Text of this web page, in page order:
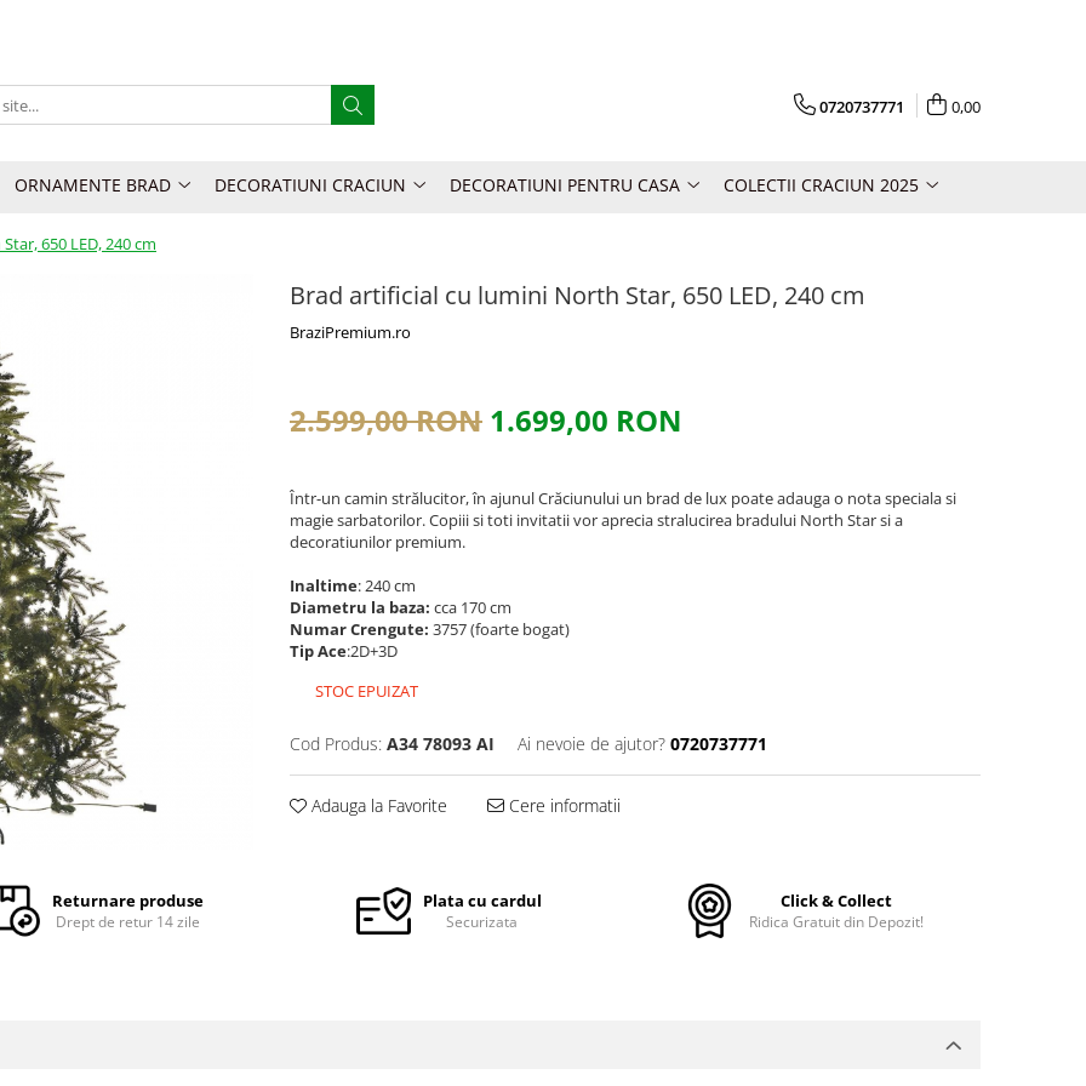
0720737771 0,00
ORNAMENTE BRAD DECORATIUNI CRACIUN DECORATIUNI PENTRU CASA COLECTII CRACIUN 2025
650 LED, 240 cm
Brad artificial cu lumini North Star, 650 LED, 240 cm
BraziPremium.ro
2.599,00 RON 1.699,00 RON
Într-un camin strălucitor, în ajunul Crăciunului un brad de lux poate adauga o nota speciala si
magie sarbatorilor. Copiii si toti invitatii vor aprecia stralucirea bradului North Star si a
decoratiunilor premium.
Inaltime: 240 cm
Diametru la baza: cca 170 cm
Numar Crengute: 3757 (foarte bogat)
Tip Ace:2D+3D
STOC EPUIZAT
Cod Produs: A34 78093 AI Ai nevoie de ajutor? 0720737771
Adauga la Favorite Cere informatii
Returnare produse
Drept de retur 14 zile
Plata cu cardul
Securizata
Click & Collect
Ridica Gratuit din Depozit!